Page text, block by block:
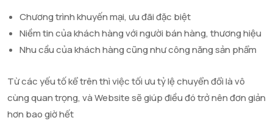
Chương trình khuyến mại, ưu đãi đặc biệt
Niềm tin của khách hàng với người bán hàng, thương hiệu
Nhu cầu của khách hàng cũng như công năng sản phẩm
Từ các yếu tố kể trên thì việc tối ưu tỷ lệ chuyển đổi là vô
cùng quan trọng, và Website sẽ giúp điều đó trở nên đơn giản
hơn bao giờ hết